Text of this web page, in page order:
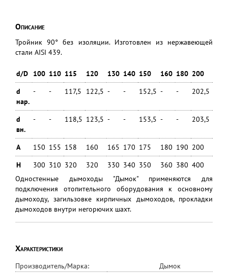
Описание
Тройник 90° без изоляции. Изготовлен из нержавеющей
стали AISI 439.
d/D 100 110 115 120 130 140 150 160 180 200
d
нар.
- - 117,5 122,5 - - 152,5 - - 202,5
d
вн.
- - 118,5 123,5 - - 153,5 - - 203,5
A 150 155 158 160 165 170 175 180 190 200
H
300 310 320 320 330 340 350 360 380 400
Одностенные дымоходы "Дымок" применяются для
подключения отопительного оборудования к основному
дымоходу, загильзовке кирпичных дымоходов, прокладки
дымоходов внутри негорючих шахт.
Характеристики
Производитель/Марка:
Дымок